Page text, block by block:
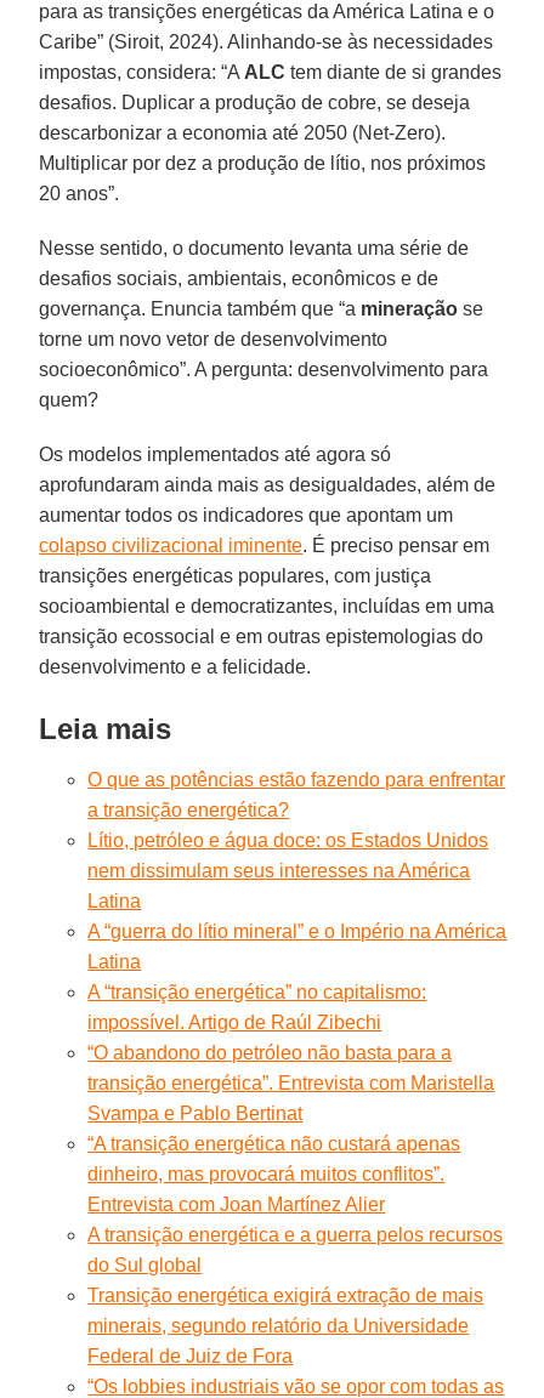
para as transições energéticas da América Latina e o
Caribe” (Siroit, 2024). Alinhando-se às necessidades
impostas, considera: “A ALC tem diante de si grandes
desafios. Duplicar a produção de cobre, se deseja
descarbonizar a economia até 2050 (Net-Zero).
Multiplicar por dez a produção de lítio, nos próximos
20 anos”.
Nesse sentido, o documento levanta uma série de
desafios sociais, ambientais, econômicos e de
governança. Enuncia também que “a mineração se
torne um novo vetor de desenvolvimento
socioeconômico”. A pergunta: desenvolvimento para
quem?
Os modelos implementados até agora só
aprofundaram ainda mais as desigualdades, além de
aumentar todos os indicadores que apontam um
colapso civilizacional iminente. É preciso pensar em
transições energéticas populares, com justiça
socioambiental e democratizantes, incluídas em uma
transição ecossocial e em outras epistemologias do
desenvolvimento e a felicidade.
Leia mais
O que as potências estão fazendo para enfrentar
a transição energética?
Lítio, petróleo e água doce: os Estados Unidos
nem dissimulam seus interesses na América
Latina
A “guerra do lítio mineral” e o Império na América
Latina
A “transição energética” no capitalismo:
impossível. Artigo de Raúl Zibechi
“O abandono do petróleo não basta para a
transição energética”. Entrevista com Maristella
Svampa e Pablo Bertinat
“A transição energética não custará apenas
dinheiro, mas provocará muitos conflitos”.
Entrevista com Joan Martínez Alier
A transição energética e a guerra pelos recursos
do Sul global
Transição energética exigirá extração de mais
minerais, segundo relatório da Universidade
Federal de Juiz de Fora
“Os lobbies industriais vão se opor com todas as